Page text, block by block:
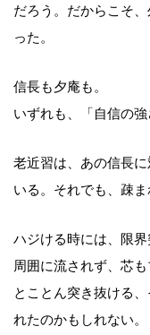
だろう。だからこそ
った。
信長も夕庵も。
いずれも、「自信の強
老近習は、あの信長
いる。それでも、疎ま
ハジける時には、限界
周囲に流されず、芯も
とことん突き抜ける
れたのかもしれない。